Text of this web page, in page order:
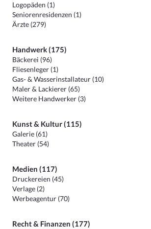
Logopäden (1)
Seniorenresidenzen (1)
Ärzte (279)
Handwerk (175)
Bäckerei (96)
Fliesenleger (1)
Gas- & Wasserinstallateur (10)
Maler & Lackierer (65)
Weitere Handwerker (3)
Kunst & Kultur (115)
Galerie (61)
Theater (54)
Medien (117)
Druckereien (45)
Verlage (2)
Werbeagentur (70)
Recht & Finanzen (177)